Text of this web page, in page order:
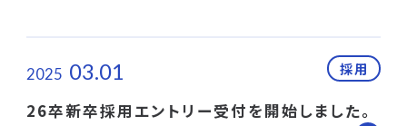
2025 03.01 採用
26卒新卒採用エントリー受付を開始しました。